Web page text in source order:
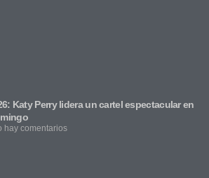
Katy Perry lidera un cartel espectacular en
hay comentarios